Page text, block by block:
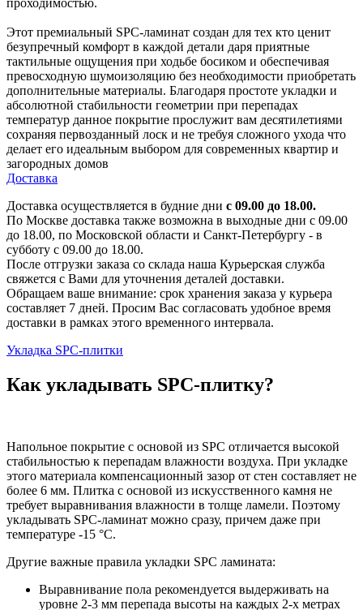
проходимостью.
Этот премиальный SPC-ламинат создан для тех кто ценит
безупречный комфорт в каждой детали даря приятные
тактильные ощущения при ходьбе босиком и обеспечивая
превосходную шумоизоляцию без необходимости приобретать
дополнительные материалы. Благодаря простоте укладки и
абсолютной стабильности геометрии при перепадах
температур данное покрытие прослужит вам десятилетиями
сохраняя первозданный лоск и не требуя сложного ухода что
делает его идеальным выбором для современных квартир и
загородных домов
Доставка
Доставка осуществляется в будние дни с 09.00 до 18.00.
По Москве доставка также возможна в выходные дни с 09.00
до 18.00, по Московской области и Санкт-Петербургу - в
субботу с 09.00 до 18.00.
После отгрузки заказа со склада наша Курьерская служба
свяжется с Вами для уточнения деталей доставки.
Обращаем ваше внимание: срок хранения заказа у курьера
составляет 7 дней. Просим Вас согласовать удобное время
доставки в рамках этого временного интервала.
Укладка SPC-плитки
Как укладывать SPC-плитку?
Напольное покрытие с основой из SPC отличается высокой
стабильностью к перепадам влажности воздуха. При укладке
этого материала компенсационный зазор от стен составляет не
более 6 мм. Плитка с основой из искусственного камня не
требует выравнивания влажности в толще ламели. Поэтому
укладывать SPC-ламинат можно сразу, причем даже при
температуре -15 °C.
Другие важные правила укладки SPC ламината:
Выравнивание пола рекомендуется выдерживать на
уровне 2-3 мм перепада высоты на каждых 2-х метрах